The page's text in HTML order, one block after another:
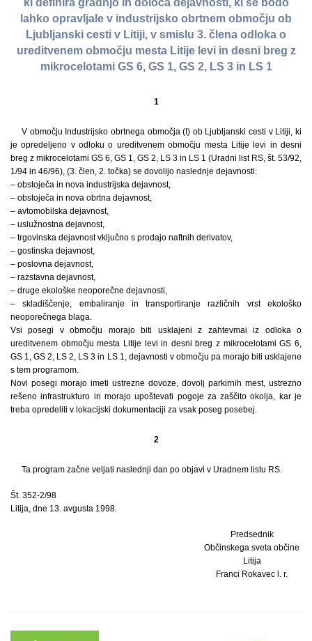
ki definira gradnjo in določa dejavnosti, ki se bodo
lahko opravljale v industrijsko obrtnem območju ob
Ljubljanski cesti v Litiji, v smislu 3. člena odloka o
ureditvenem območju mesta Litije levi in desni breg z
mikrocelotami GS 6, GS 1, GS 2, LS 3 in LS 1
1
V območju Industrijsko obrtnega območja (I) ob Ljubljanski cesti v Litiji, ki
je opredeljeno v odloku o ureditvenem območju mesta Litije levi in desni
breg z mikrocelotami GS 6, GS 1, GS 2, LS 3 in LS 1 (Uradni list RS, št. 53/92,
1/94 in 46/96), (3. člen, 2. točka) se dovolijo naslednje dejavnosti:
– obstoječa in nova industrijska dejavnost,
– obstoječa in nova obrtna dejavnost,
– avtomobilska dejavnost,
– uslužnostna dejavnost,
– trgovinska dejavnost vključno s prodajo naftnih derivatov,
– gostinska dejavnost,
– poslovna dejavnost,
– razstavna dejavnost,
– druge ekološke neoporečne dejavnosti,
– skladiščenje, embaliranje in transportiranje različnih vrst ekološko
neoporečnega blaga.
Vsi posegi v območju morajo biti usklajeni z zahtevmai iz odloka o
ureditvenem območju mesta Litije levi in desni breg z mikrocelotami GS 6,
GS 1, GS 2, LS 2, LS 3 in LS 1, dejavnosti v območju pa morajo biti usklajene
s tem programom.
Novi posegi morajo imeti ustrezne dovoze, dovolj parkirnih mest, ustrezno
rešeno infrastrukturo in morajo upoštevati pogoje za zaščito okolja, kar je
treba opredeliti v lokacijski dokumentaciji za vsak poseg posebej.
2
Ta program začne veljati naslednji dan po objavi v Uradnem listu RS.
Št. 352-2/98
Litija, dne 13. avgusta 1998.
Predsednik
Občinskega sveta občine
Litija
Franci Rokavec l. r.